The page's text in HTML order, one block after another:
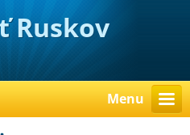
Ruskov
Menu